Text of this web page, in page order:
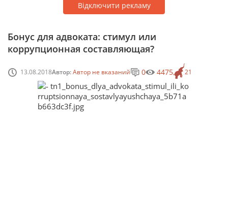
Відключити рекламу
Бонус для адвоката: стимул или
коррупционная составляющая?
13.08.2018Автор:Автор не вказаний 21
0 4475